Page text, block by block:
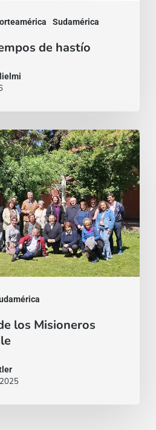
Sudamérica
de hastío
los Misioneros